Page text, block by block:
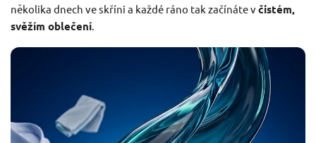
několika dnech ve skříni a každé ráno tak začínáte včistém,
svěžím oblečení